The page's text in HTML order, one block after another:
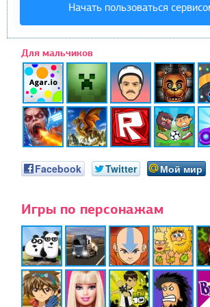
Начать пользоваться
Для мальчиков
Facebook Twitter Мой мир
Игры по персонажам